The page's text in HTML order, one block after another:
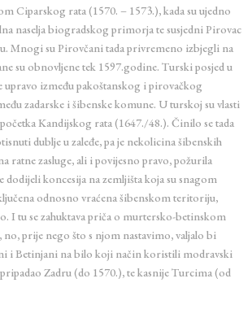
Ciparskog rata (1570. – 1573.), kada su ujedno
naselja biogradskog primorja te susjedni Pirovac
Mnogi su Pirovčani tada privremeno izbjegli na
su obnovljene tek 1597.godine. Turski posjed u
upravo između pakoštanskog i pirovačkog
zadarske i šibenske komune. U turskoj su vlasti
Kandijskog rata (1647./48.). Činilo se tada
dublje u zaleđe, pa je nekolicina šibenskih
ratne zasluge, ali i povijesno pravo, požurila
dodijeli koncesija na zemljišta koja su snagom
odnosno vraćena šibenskom teritoriju,
I tu se zahuktava priča o murtersko-betinskom
no, prije nego što s njom nastavimo, valjalo bi
i Betinjani na bilo koji način koristili modravski
Zadru (do 1570.), te kasnije Turcima (od